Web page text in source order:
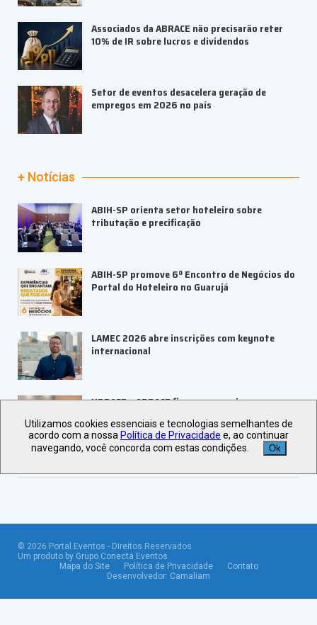
Associados da ABRACE não precisarão reter
10% de IR sobre lucros e dividendos
Setor de eventos desacelera geração de
empregos em 2026 no país
+ Notícias
ABIH-SP orienta setor hoteleiro sobre
tributação e precificação
ABIH-SP promove 6º Encontro de Negócios do
Portal do Hoteleiro no Guarujá
LAMEC 2026 abre inscrições com keynote
internacional
UBRAFE e ABRACE firmam parceria para
Últimas Notícias
© 2026 Portal Eventos - Direitos Reservados
Um produto by Grupo Conecta Eventos
Mapa do Site
Política de Privacidade
Contato
Desenvolvedor: Camaliam
Utilizamos cookies essenciais e tecnologias semelhantes de
acordo com a nossa Política de Privacidade e, ao continuar
navegando, você concorda com estas condições.
Ok